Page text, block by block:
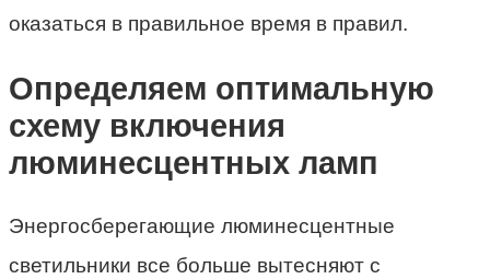
оказаться в правильное время в правил.
Определяем оптимальную
схему включения
люминесцентных ламп
Энергосберегающие люминесцентные
светильники все больше вытесняют с